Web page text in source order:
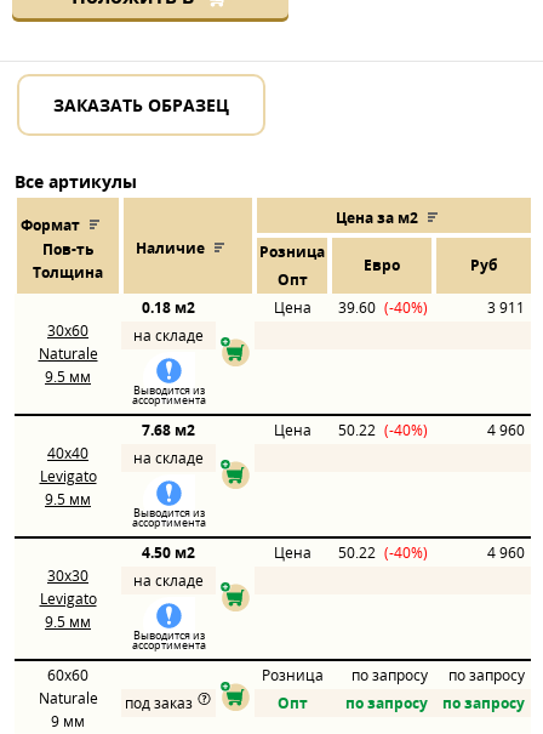
ЗАКАЗАТЬ ОБРАЗЕЦ
Все артикулы
Формат
Пов-ть
Толщина
Наличие
Цена за м2
Розница
Евро Руб
Опт
30x60
Naturale
9.5 мм
0.18 м2 Цена 39.60 (-40%)
3 911
на складе
Выводится из
ассортимента
40x40
Levigato
9.5 мм
7.68 м2 Цена 50.22 (-40%)
4 960
на складе
Выводится из
ассортимента
30x30
Levigato
9.5 мм
4.50 м2 Цена 50.22 (-40%)
4 960
на складе
Выводится из
ассортимента
60x60
Naturale
9 мм
Розница по запросу
по запросу
под заказ
Опт по запросу по запросу